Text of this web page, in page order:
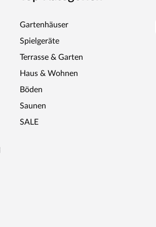
Gartenhäuser
Spielgeräte
Terrasse & Garten
Haus & Wohnen
Böden
Saunen
SALE